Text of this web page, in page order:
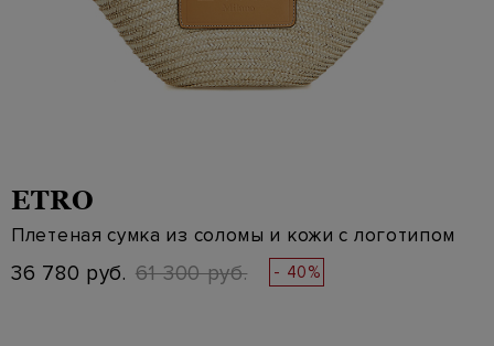
ETRO
Плетеная сумка из соломы и кожи с логотипом
36 780 руб. 61 300 руб. - 40%